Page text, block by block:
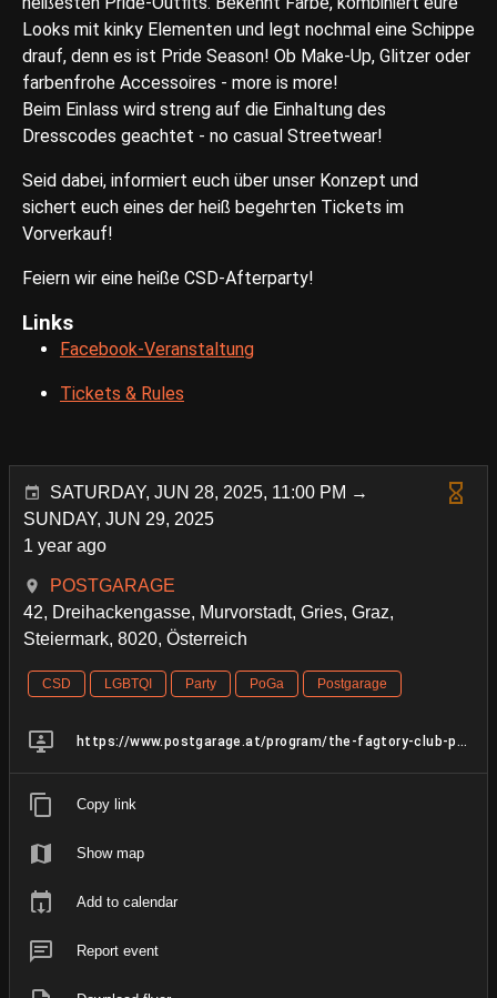
Looks mit kinky Elementen und legt nochmal eine Schippe
drauf, denn es ist Pride Season! Ob Make-Up, Glitzer oder
farbenfrohe Accessoires - more is more!
Beim Einlass wird streng auf die Einhaltung des
Dresscodes geachtet - no casual Streetwear!
Seid dabei, informiert euch über unser Konzept und
sichert euch eines der heiß begehrten Tickets im
Vorverkauf!
Feiern wir eine heiße CSD-Afterparty!
Links
Facebook-Veranstaltung
Tickets & Rules
SATURDAY, JUN 28, 2025, 11:00 PM →
SUNDAY, JUN 29, 2025
1 year ago
POSTGARAGE
42, Dreihackengasse, Murvorstadt, Gries, Graz,
Steiermark, 8020, Österreich
CSD LGBTQI Party PoGa Postgarage
https://www.postgarage.at/program/the-fagtory-club-pride-night_2025-06-28/
Copy link
Show map
Add to calendar
Report event